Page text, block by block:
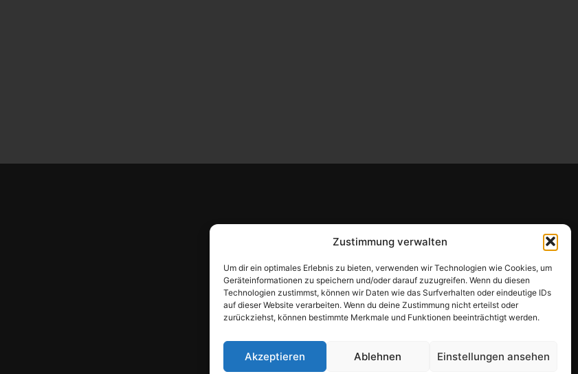
Zustimmung verwalten
Um dir ein optimales Erlebnis zu bieten, verwenden wir Technologien wie Cookies, um
Geräteinformationen zu speichern und/oder darauf zuzugreifen. Wenn du diesen
Technologien zustimmst, können wir Daten wie das Surfverhalten oder eindeutige IDs
auf dieser Website verarbeiten. Wenn du deine Zustimmung nicht erteilst oder
zurückziehst, können bestimmte Merkmale und Funktionen beeinträchtigt werden.
Akzeptieren Ablehnen Einstellungen ansehen